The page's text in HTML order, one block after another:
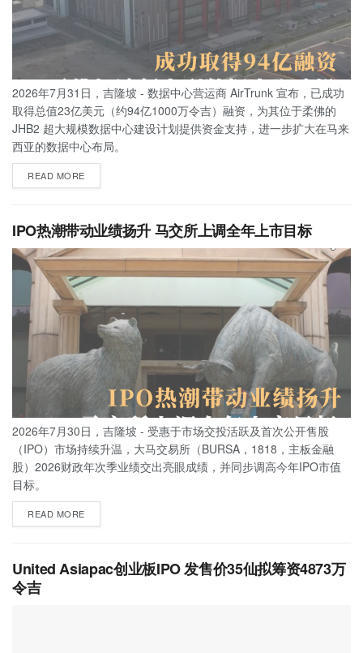
2026年7月31日，吉隆坡 - 数据中心营运商 AirTrunk 宣布，已成功
取得总值23亿美元（约94亿1000万令吉）融资，为其位于柔佛的
JHB2 超大规模数据中心建设计划提供资金支持，进一步扩大在马来
西亚的数据中心布局。
READ MORE
IPO热潮带动业绩扬升 马交所上调全年上市目标
2026年7月30日，吉隆坡 - 受惠于市场交投活跃及首次公开售股
（IPO）市场持续升温，大马交易所（BURSA，1818，主板金融
股）2026财政年次季业绩交出亮眼成绩，并同步调高今年IPO市值
目标。
READ MORE
United Asiapac创业板IPO 发售价35仙拟筹资4873万
令吉